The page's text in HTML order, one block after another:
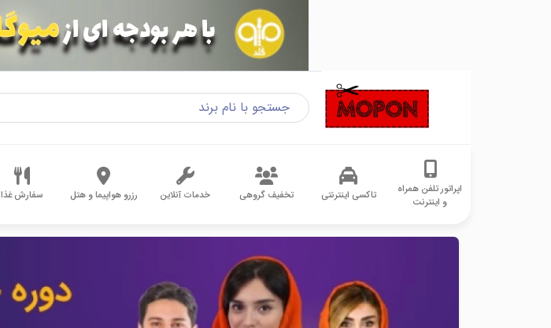
اپراتور تلفن همراه
و اینترنت
تاکسی اینترنتی تخفیف گروهی خدمات آنلاین رزرو هواپیما و هتل سفارش غذا